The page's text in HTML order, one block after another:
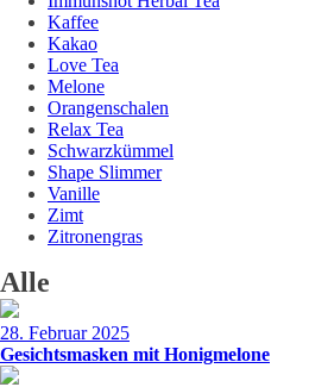
Kaffee
Kakao
Love Tea
Melone
Orangenschalen
Relax Tea
Schwarzkümmel
Shape Slimmer
Vanille
Zimt
Zitronengras
Alle
28. Februar 2025
Gesichtsmasken mit Honigmelone